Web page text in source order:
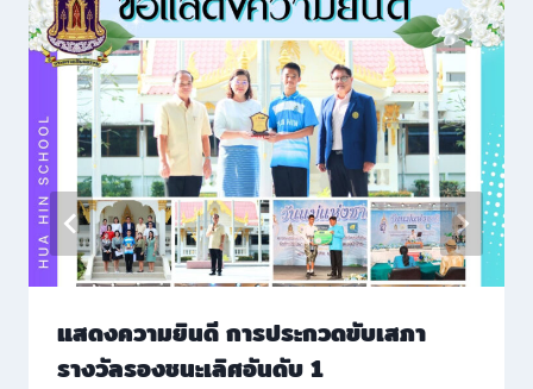
แสดงความยินดี การประกวดขับเสภา
รางวัลรองชนะเลิศอันดับ 1